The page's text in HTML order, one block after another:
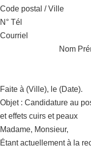
Code postal / Ville
N° Tél
Courriel
Nom
Faite à (Ville), le (Date).
Objet : Candidature au
et effets cuirs et peaux
Madame, Monsieur,
Étant actuellement à la